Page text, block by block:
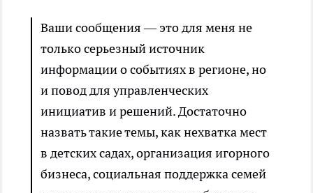
Ваши сообщения — это для меня не
только серьезный источник
информации о событиях в регионе, но
и повод для управленческих
инициатив и решений. Достаточно
назвать такие темы, как нехватка мест
в детских садах, организация игорного
бизнеса, социальная поддержка семей